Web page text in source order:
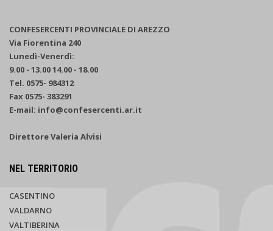
CONFESERCENTI PROVINCIALE DI AREZZO
Via Fiorentina 240
Lunedì-Venerdì:
9.00 - 13.00 14.00 - 18.00
Tel. 0575- 984312
Fax 0575- 383291
E-mail: info@confesercenti.ar.it
Direttore Valeria Alvisi
NEL TERRITORIO
CASENTINO
VALDARNO
VALTIBERINA